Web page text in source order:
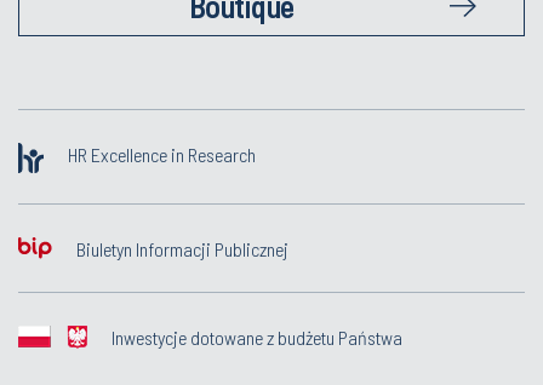
HR Excellence in Research
Biuletyn Informacji Publicznej
Inwestycje dotowane z budżetu Państwa